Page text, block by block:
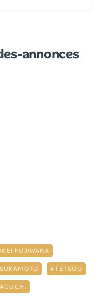
annonces
KEI FUJIWARA
TETSUO